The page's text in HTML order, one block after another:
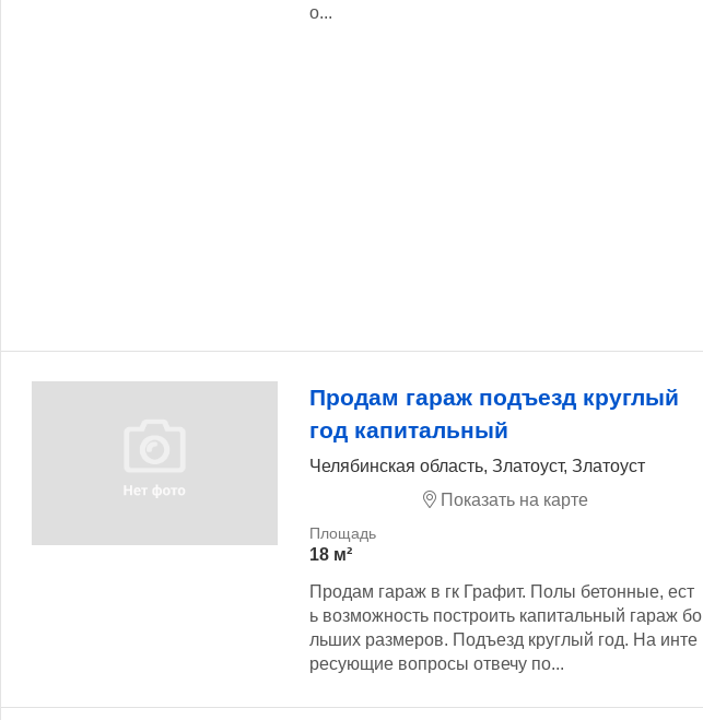
о...
Продам гараж подъезд круглый
год капитальный
Челябинская область, Златоуст, Златоуст
Показать на карте
18 м²
Продам гараж в гк Графит. Полы бетонные, ест
ь возможность построить капитальный гараж бо
льших размеров. Подъезд круглый год. На инте
ресующие вопросы отвечу по...